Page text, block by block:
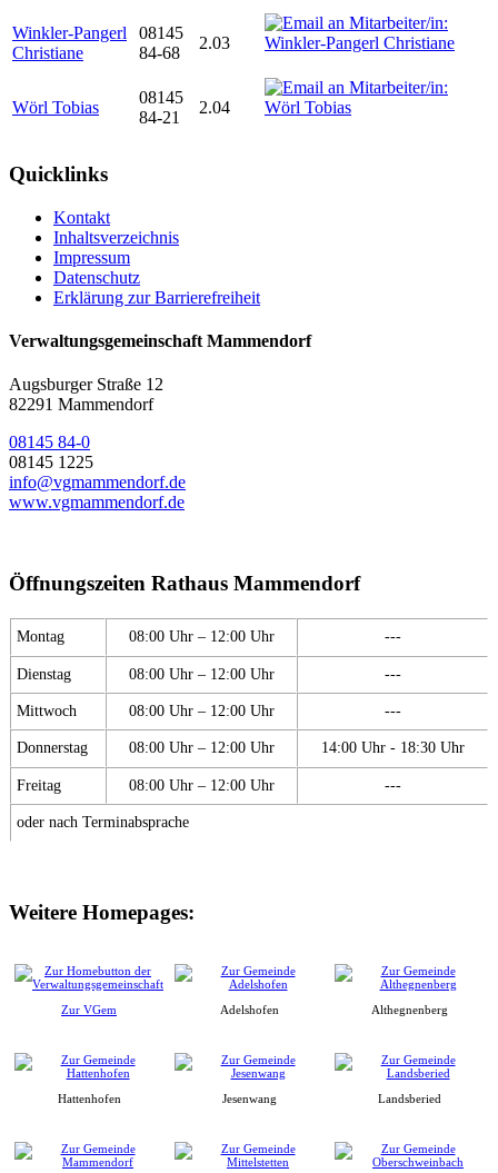
Winkler-Pangerl
Christiane
08145
84-68
2.03
Wörl Tobias
08145
84-21
2.04
Quicklinks
Kontakt
Inhaltsverzeichnis
Impressum
Datenschutz
Erklärung zur Barrierefreiheit
Verwaltungsgemeinschaft Mammendorf
Augsburger Straße 12
82291 Mammendorf
08145 84-0
08145 1225
info@vgmammendorf.de
www.vgmammendorf.de
Öffnungszeiten Rathaus Mammendorf
Montag 08:00 Uhr – 12:00 Uhr ---
Dienstag 08:00 Uhr – 12:00 Uhr ---
Mittwoch 08:00 Uhr – 12:00 Uhr ---
Donnerstag 08:00 Uhr – 12:00 Uhr 14:00 Uhr - 18:30 Uhr
Freitag 08:00 Uhr – 12:00 Uhr ---
oder nach Terminabsprache
Weitere Homepages:
Zur VGem Adelshofen Althegnenberg
Hattenhofen Jesenwang Landsberied